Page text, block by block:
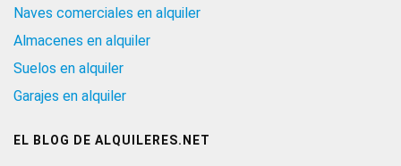
Naves comerciales en alquiler
Almacenes en alquiler
Suelos en alquiler
Garajes en alquiler
EL BLOG DE ALQUILERES.NET